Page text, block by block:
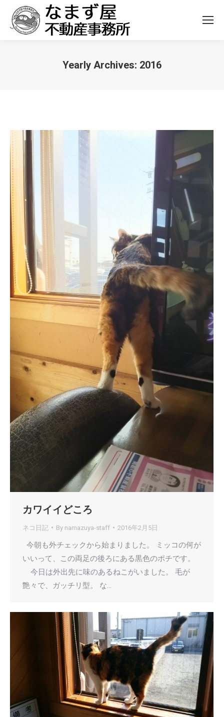
Yearly Archives: 2016
カワイイどころ
ネコ日記 By namazuya-staff 2016年2月5日
今朝も外チェックから始まりました。 ミッコの何が
いいって、この両足の後ろにある黒色のポチです。
今日は外出先に味のあるねこがいました。 毛が
艶々で、ガッチリ型。 な…